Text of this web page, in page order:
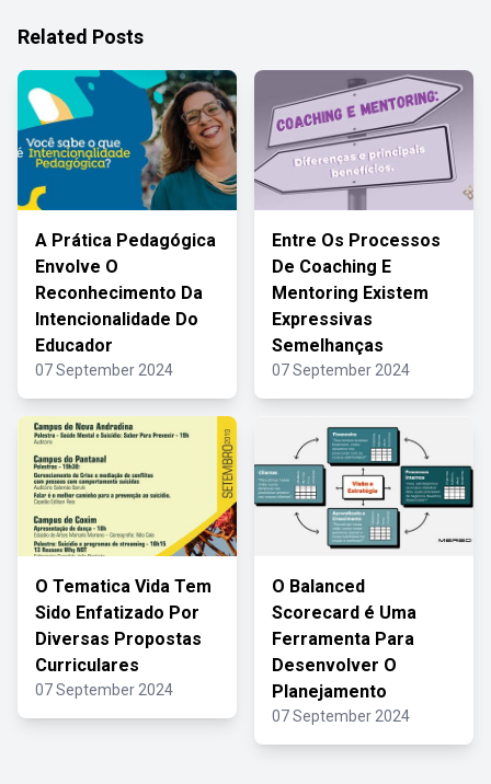
Related Posts
A Prática Pedagógica
Envolve O
Reconhecimento Da
Intencionalidade Do
Educador
07 September 2024
Entre Os Processos
De Coaching E
Mentoring Existem
Expressivas
Semelhanças
07 September 2024
O Tematica Vida Tem
Sido Enfatizado Por
Diversas Propostas
Curriculares
07 September 2024
O Balanced
Scorecard é Uma
Ferramenta Para
Desenvolver O
Planejamento
07 September 2024